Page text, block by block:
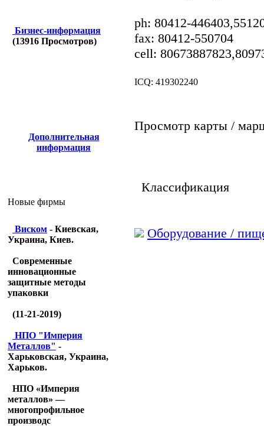
Бизнес-информация
(13916 Просмотров)
Дополнительная
информация
Новые фирмы
Виском - Киевская,
Украина, Киев.
Современные
инновационные
защитные методы
упаковки
(11-21-2019)
НПО "Империя
Металлов" -
Харьковская, Украина,
Харьков.
НПО «Империя
металлов» —
многопрофильное
производс
ph: 80412-
fax: 80412-550704
cell:
ICQ: 419302240
Просмотр карты /
Классификация
Оборудование /